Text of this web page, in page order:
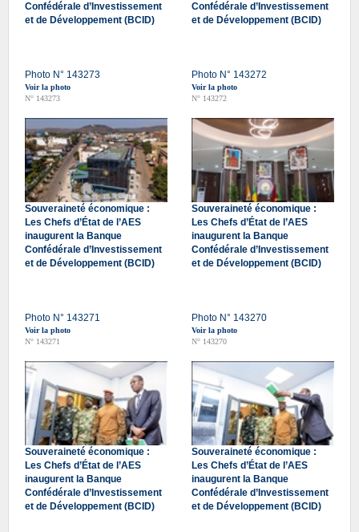
Confédérale d’Investissement
et de Développement (BCID)
Photo N° 143273
Voir la photo
N° 143273
Confédérale d’Investissement
et de Développement (BCID)
Photo N° 143272
Voir la photo
N° 143272
Souveraineté économique :
Les Chefs d’État de l’AES
inaugurent la Banque
Confédérale d’Investissement
et de Développement (BCID)
Photo N° 143271
Voir la photo
N° 143271
Souveraineté économique :
Les Chefs d’État de l’AES
inaugurent la Banque
Confédérale d’Investissement
et de Développement (BCID)
Photo N° 143270
Voir la photo
N° 143270
Souveraineté économique :
Les Chefs d’État de l’AES
inaugurent la Banque
Confédérale d’Investissement
et de Développement (BCID)
Souveraineté économique :
Les Chefs d’État de l’AES
inaugurent la Banque
Confédérale d’Investissement
et de Développement (BCID)